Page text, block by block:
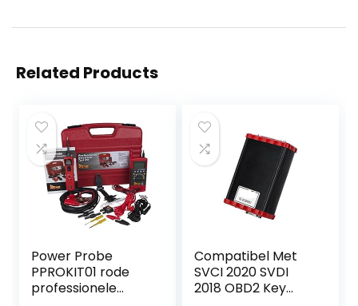
Related Products
Power Probe
PPROKIT01 rode
professionele
Compatibel Met
SVCI 2020 SVDI
2018 OBD2 Key